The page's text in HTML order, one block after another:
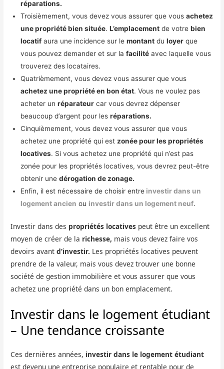
réparations.
Troisièmement, vous devez vous assurer que vousachetez
une propriété bien située.L’emplacement de votrebien
locatif aura une incidence sur lemontant duloyer que
vous pouvez demander et sur lafacilité avec laquelle vous
trouverez des locataires.
Quatrièmement, vous devez vous assurer que vous
achetez une propriété en bon état. Vous ne voulez pas
acheter unréparateur car vous devrez dépenser
beaucoup d’argent pour lesréparations.
Cinquièmement, vous devez vous assurer que vous
achetez une propriété qui est zonée pour les propriétés
locatives. Si vous achetez une propriété qui n’est pas
zonée pour les propriétés locatives, vous devrez peut-être
obtenir unedérogation de zonage.
Enfin, il est nécessaire de choisir entre investir dans un
logement ancien ou investir dans un logement neuf.
Investir dans des propriétés locatives peut être un excellent
moyen de créer de la richesse, mais vous devez faire vos
devoirs avantd’investir. Les propriétés locatives peuvent
prendre de la valeur, mais vous devez trouver une bonne
société de gestion immobilière et vous assurer que vous
achetez une propriété dans un bon emplacement.
Investir dans le logement étudiant
– Une tendance croissante
Ces dernières années, investir dans le logement étudiant
est devenu une entreprise populaire et rentable pour de